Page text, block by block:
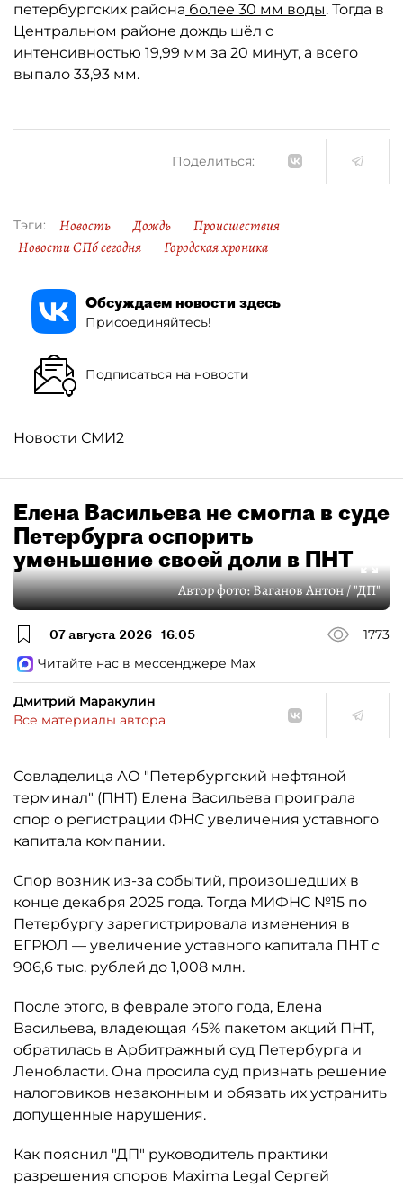
петербургских района более 30 мм воды. Тогда в
Центральном районе дождь шёл с
интенсивностью 19,99 мм за 20 минут, а всего
выпало 33,93 мм.
Поделиться:
Тэги: Новость Дождь
Происшествия
Новости СПб сегодня
Городская хроника
Обсуждаем новости здесь
Присоединяйтесь!
Подписаться на новости
Новости СМИ2
Елена Васильева не смогла в суде
Петербурга оспорить
уменьшение своей доли в ПНТ
Автор фото:Ваганов Антон / "ДП"
07 августа 2026 16:05
1773
Читайте нас в мессенджере Max
Дмитрий Маракулин
Все материалы автора
Совладелица АО "Петербургский нефтяной
терминал" (ПНТ) Елена Васильева проиграла
спор о регистрации ФНС увеличения уставного
капитала компании.
Спор возник из-за событий, произошедших в
конце декабря 2025 года. Тогда МИФНС №15 по
Петербургу зарегистрировала изменения в
ЕГРЮЛ — увеличение уставного капитала ПНТ с
906,6 тыс. рублей до 1,008 млн.
После этого, в феврале этого года, Елена
Васильева, владеющая 45% пакетом акций ПНТ,
обратилась в Арбитражный суд Петербурга и
Ленобласти. Она просила суд признать решение
налоговиков незаконным и обязать их устранить
допущенные нарушения.
Как пояснил "ДП" руководитель практики
разрешения споров Maxima Legal Сергей